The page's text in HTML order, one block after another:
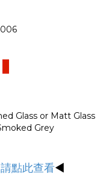
Glass or Matt Glass
Grey
點此查看◀